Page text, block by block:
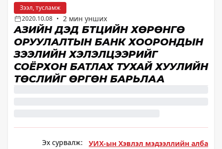
Зээл, тусламж
2020.10.08 • 2 мин унших
АЗИЙН ДЭД БҮТЦИЙН ХӨРӨНГӨ
ОРУУЛАЛТЫН БАНК ХООРОНДЫН
ЗЭЭЛИЙН ХЭЛЭЛЦЭЭРИЙГ
СОЁРХОН БАТЛАХ ТУХАЙ ХУУЛИЙН
ТӨСЛИЙГ ӨРГӨН БАРЬЛАА
Эх сурвалж: УИХ-ын Хэвлэл мэдээллийн алба